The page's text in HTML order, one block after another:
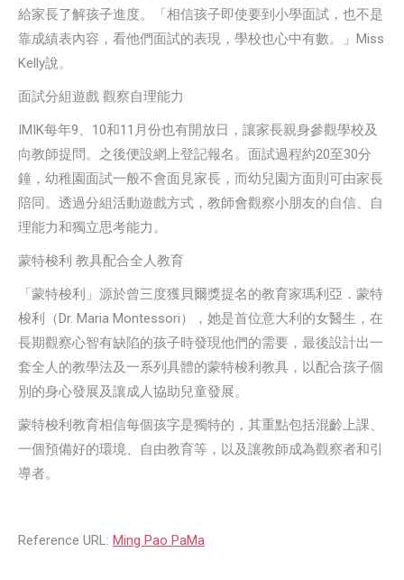
給家長了解孩子進度。「相信孩子即使要到小學面試，也不是
靠成績表內容，看他們面試的表現，學校也心中有數。」Miss
Kelly說。
面試分組遊戲 觀察自理能力
IMIK每年9、10和11月份也有開放日，讓家長親身參觀學校及
向教師提問。之後便設網上登記報名。面試過程約20至30分
鐘，幼稚園面試一般不會面見家長，而幼兒園方面則可由家長
陪同。透過分組活動遊戲方式，教師會觀察小朋友的自信、自
理能力和獨立思考能力。
蒙特梭利 教具配合全人教育
「蒙特梭利」源於曾三度獲貝爾獎提名的教育家瑪利亞．蒙特
梭利（Dr. Maria Montessori），她是首位意大利的女醫生，在
長期觀察心智有缺陷的孩子時發現他們的需要，最後設計出一
套全人的教學法及一系列具體的蒙特梭利教具，以配合孩子個
別的身心發展及讓成人協助兒童發展。
蒙特梭利教育相信每個孩字是獨特的，其重點包括混齡上課、
一個預備好的環境、自由教育等，以及讓教師成為觀察者和引
導者。
Reference URL: Ming Pao PaMa